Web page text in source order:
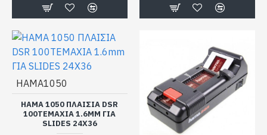
HAMA1050
HAMA 1050 ΠΛΑΙΣΙΑ DSR
100TEMAXIA 1.6MM ΓΙΑ
SLIDES 24X36